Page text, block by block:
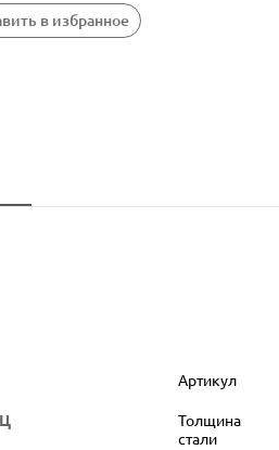
в избранное
Артикул
Толщина
стали